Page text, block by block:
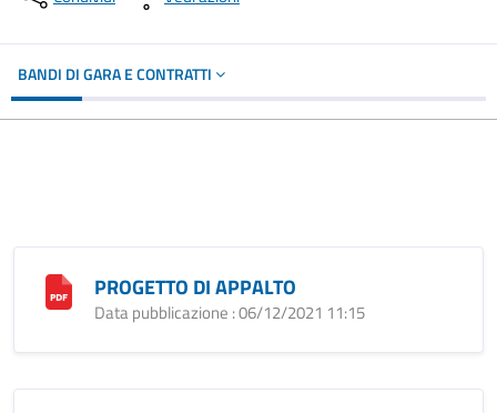
BANDI DI GARA E CONTRATTI
PROGETTO DI APPALTO
Data pubblicazione : 06/12/2021 11:15